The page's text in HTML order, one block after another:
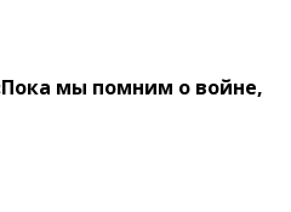
мы помним о войне,